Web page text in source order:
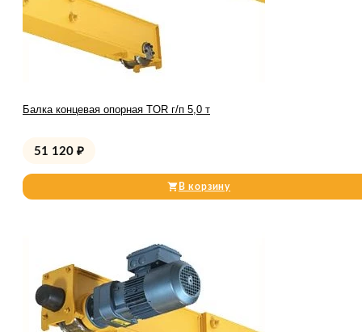
Балка концевая опорная TOR г/п 5,0 т
51 120 ₽
В корзину